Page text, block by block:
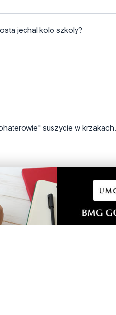
jechal kolo szkoly?
suszycie w krzakach.